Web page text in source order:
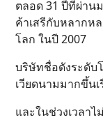
ตลอด 31 ปีที่ผ่าน
ค้าเสรีกับหลากห
โลก ในปี 2007
บริษัทชื่อดังระดับ
เวียดนามมากขึ้นเ
และในช่วงเวลา